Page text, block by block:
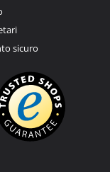
sicuro